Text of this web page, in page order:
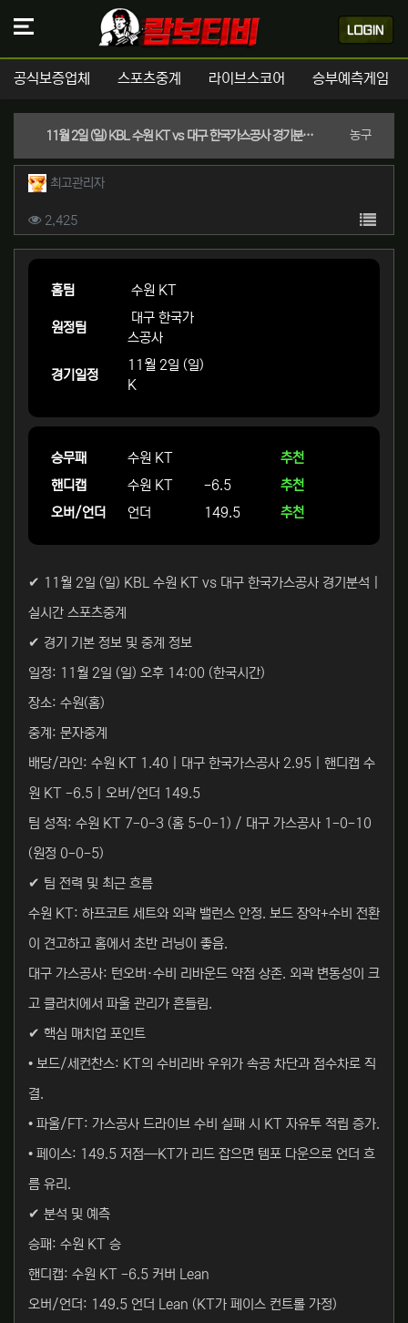
공식보증업체 스포츠중계 라이브스코어 승부예측게임
11월 2일 (일) KBL 수원 KT vs 대구 한국가스공사 경기분석 | 실시간 스포츠중계 농구분류
작성자 정보
최고관리자작성
컨텐츠 정보
2,425조회 목록
본문
홈팀 수원 KT
원정팀
대구 한국가
스공사
경기일정
11월 2일 (일)
K
승무패 수원 KT
추천
핸디캡
수원 KT -6.5
추천
오버/언더
언더 149.5 추천
✔ 11월 2일 (일) KBL 수원 KT vs 대구 한국가스공사 경기분석 |
실시간 스포츠중계
✔ 경기 기본 정보 및 중계 정보
일정: 11월 2일 (일) 오후 14:00 (한국시간)
장소: 수원(홈)
중계: 문자중계
배당/라인: 수원 KT 1.40 | 대구 한국가스공사 2.95 | 핸디캡 수
원 KT -6.5 | 오버/언더 149.5
팀 성적: 수원 KT 7-0-3 (홈 5-0-1) / 대구 가스공사 1-0-10
(원정 0-0-5)
✔ 팀 전력 및 최근 흐름
수원 KT: 하프코트 세트와 외곽 밸런스 안정. 보드 장악+수비 전환
이 견고하고 홈에서 초반 러닝이 좋음.
대구 가스공사: 턴오버·수비 리바운드 약점 상존. 외곽 변동성이 크
고 클러치에서 파울 관리가 흔들림.
✔ 핵심 매치업 포인트
• 보드/세컨찬스: KT의 수비리바 우위가 속공 차단과 점수차로 직
결.
• 파울/FT: 가스공사 드라이브 수비 실패 시 KT 자유투 적립 증가.
• 페이스: 149.5 저점—KT가 리드 잡으면 템포 다운으로 언더 흐
름 유리.
✔ 분석 및 예측
승패: 수원 KT 승
핸디캡: 수원 KT -6.5 커버 Lean
오버/언더: 149.5 언더 Lean (KT가 페이스 컨트롤 가정)